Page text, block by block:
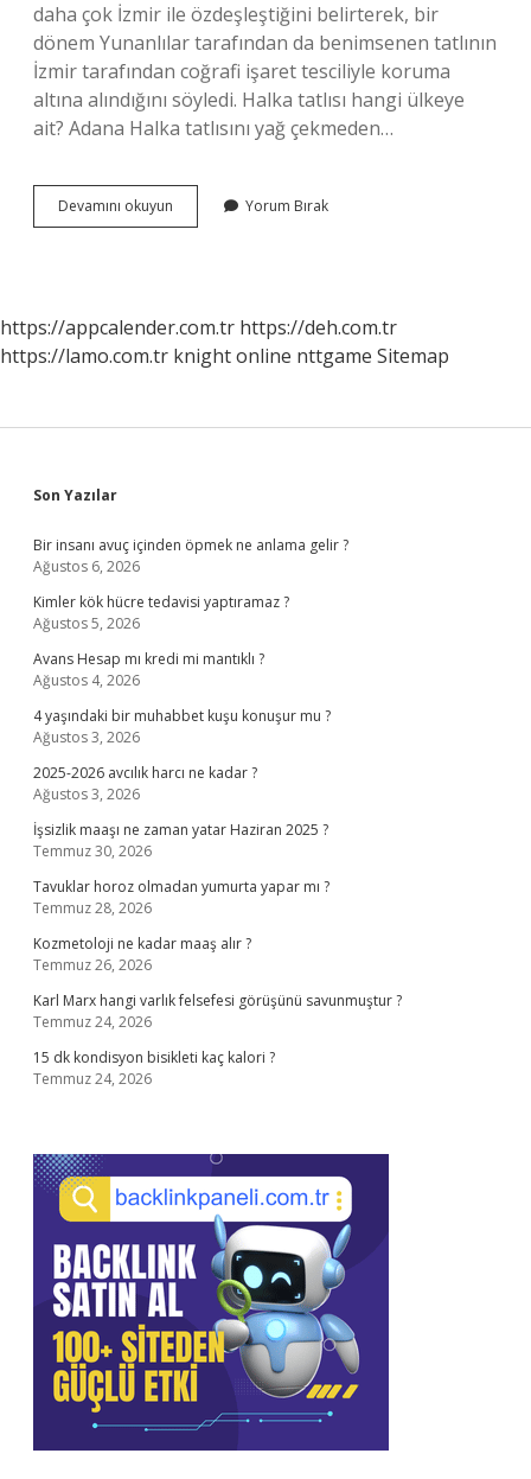
daha çok İzmir ile özdeşleştiğini belirterek, bir
dönem Yunanlılar tarafından da benimsenen tatlının
İzmir tarafından coğrafi işaret tesciliyle koruma
altına alındığını söyledi. Halka tatlısı hangi ülkeye
ait? Adana Halka tatlısını yağ çekmeden…
Devamını okuyun
Tatlısı
Yorum Bırak
https://appcalender.com.tr https://deh.com.tr
https://lamo.com.tr knight online nttgame Sitemap
Sidebar
Son Yazılar
Bir insanı avuç içinden öpmek ne anlama gelir ?
Ağustos 6, 2026
Kimler kök hücre tedavisi yaptıramaz ?
Ağustos 5, 2026
Avans Hesap mı kredi mi mantıklı ?
Ağustos 4, 2026
4 yaşındaki bir muhabbet kuşu konuşur mu ?
Ağustos 3, 2026
2025-2026 avcılık harcı ne kadar ?
Ağustos 3, 2026
İşsizlik maaşı ne zaman yatar Haziran 2025 ?
Temmuz 30, 2026
Tavuklar horoz olmadan yumurta yapar mı ?
Temmuz 28, 2026
Kozmetoloji ne kadar maaş alır ?
Temmuz 26, 2026
Karl Marx hangi varlık felsefesi görüşünü savunmuştur ?
Temmuz 24, 2026
15 dk kondisyon bisikleti kaç kalori ?
Temmuz 24, 2026